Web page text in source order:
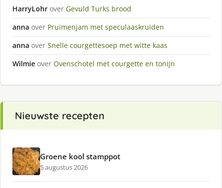
HarryLohr over Gevuld Turks brood
anna over Pruimenjam met speculaaskruiden
anna over Snelle courgettesoep met witte kaas
Wilmie over Ovenschotel met courgette en tonijn
Nieuwste recepten
Groene kool stamppot
5 augustus 2026